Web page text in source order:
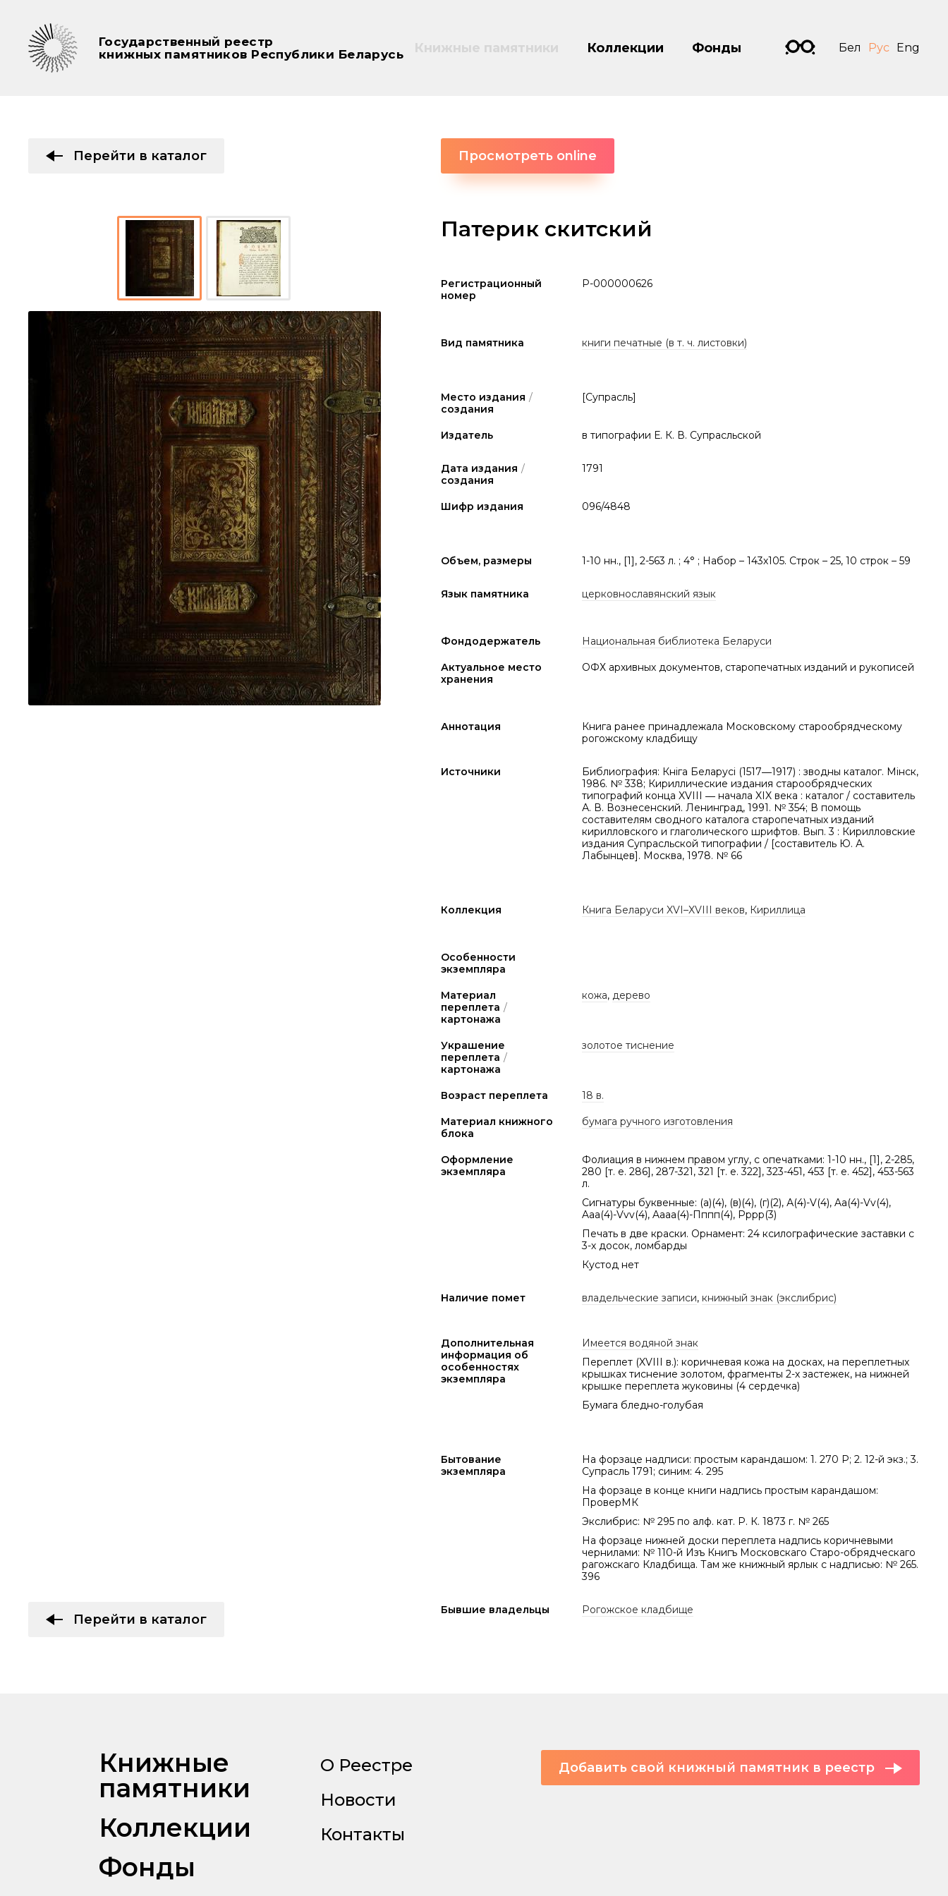
Государственный реестр
книжных памятников Республики Беларусь
Книжные памятники Коллекции Фонды Бел Рус Eng
Перейти в каталог
Перейти в каталог
Просмотреть online
Патерик скитский
Регистрационный
номер
P-000000626
Вид памятника книги печатные (в т. ч. листовки)
Место издания /
создания
[Супрасль]
Издатель в типографии Е. К. В. Супрасльской
Дата издания /
создания
1791
Шифр издания 096/4848
Объем, размеры 1-10 нн., [1], 2-563 л. ; 4° ; Набор – 143х105. Строк – 25, 10 строк – 59
Язык памятника церковнославянский язык
Фондодержатель Национальная библиотека Беларуси
Актуальное место
хранения
ОФХ архивных документов, старопечатных изданий и рукописей
Аннотация
Книга ранее принадлежала Московскому старообрядческому
рогожскому кладбищу
Источники
Библиография: Кніга Беларусі (1517―1917) : зводны каталог. Мінск,
1986. № 338; Кириллические издания старообрядческих
типографий конца XVIII ― начала XIX века : каталог / составитель
А. В. Вознесенский. Ленинград, 1991. № 354; В помощь
составителям сводного каталога старопечатных изданий
кирилловского и глаголического шрифтов. Вып. 3 : Кирилловские
издания Супрасльской типографии / [составитель Ю. А.
Лабынцев]. Москва, 1978. № 66
Коллекция Книга Беларуси XVI–XVIII веков, Кириллица
Особенности
экземпляра
Материал
переплета /
картонажа
кожа, дерево
Украшение
переплета /
картонажа
золотое тиснение
Возраст переплета 18 в.
Материал книжного
блока
бумага ручного изготовления
Оформление
экземпляра
Фолиация в нижнем правом углу, с опечатками: 1-10 нн., [1], 2-285,
280 [т. е. 286], 287-321, 321 [т. е. 322], 323-451, 453 [т. е. 452], 453-563
л.
Сигнатуры буквенные: (а)(4), (в)(4), (г)(2), А(4)-V(4), Aa(4)-Vv(4),
Aaa(4)-Vvv(4), Aaaa(4)-Пппп(4), Рррр(3)
Печать в две краски. Орнамент: 24 ксилографические заставки с
3-х досок, ломбарды
Кустод нет
Наличие помет владельческие записи, книжный знак (экслибрис)
Дополнительная
информация об
особенностях
экземпляра
Имеется водяной знак
Переплет (XVIII в.): коричневая кожа на досках, на переплетных
крышках тиснение золотом, фрагменты 2-х застежек, на нижней
крышке переплета жуковины (4 сердечка)
Бумага бледно-голубая
Бытование
экземпляра
На форзаце надписи: простым карандашом: 1. 270 Р; 2. 12-й экз.; 3.
Супрасль 1791; синим: 4. 295
На форзаце в конце книги надпись простым карандашом:
ПроверМК
Экслибрис: № 295 по алф. кат. Р. К. 1873 г. № 265
На форзаце нижней доски переплета надпись коричневыми
чернилами: № 110-й Изъ Книгъ Московскаго Старо-обрядческаго
рагожскаго Кладбища. Там же книжный ярлык с надписью: № 265.
396
Бывшие владельцы Рогожское кладбище
Книжные
памятники
Коллекции
Фонды
О Реестре
Новости
Контакты
Добавить свой книжный памятник в реестр